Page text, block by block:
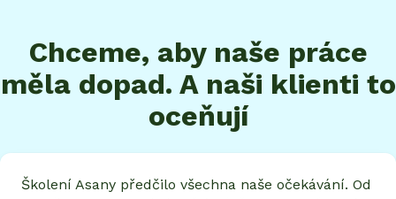
Chceme, aby naše práce
měla dopad. A naši klienti to
oceňují
Školení Asany předčilo všechna naše očekávání. Od